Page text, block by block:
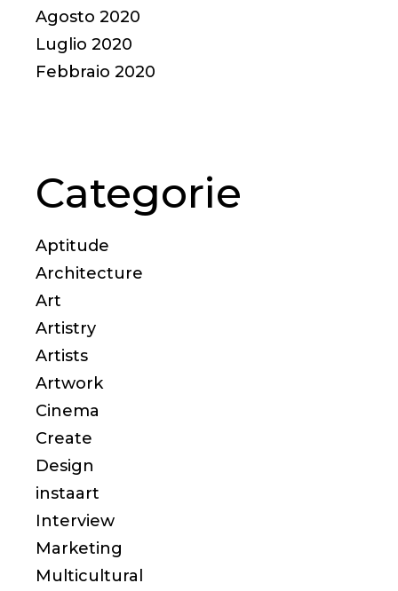
Agosto 2020
Luglio 2020
Febbraio 2020
Categorie
Aptitude
Architecture
Art
Artistry
Artists
Artwork
Cinema
Create
Design
instaart
Interview
Marketing
Multicultural